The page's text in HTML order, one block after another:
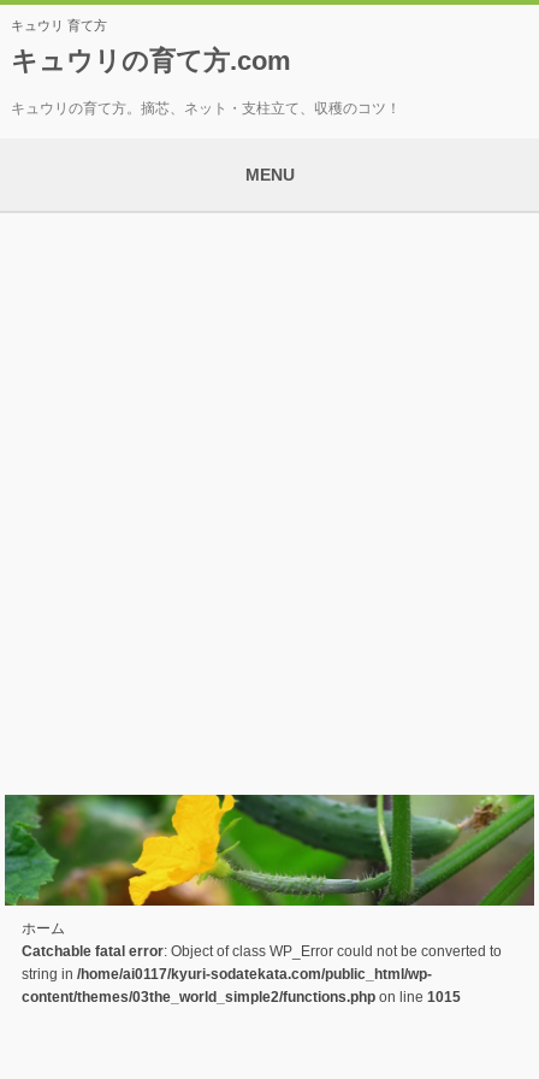
キュウリ 育て方
キュウリの育て方.com
キュウリの育て方。摘芯、ネット・支柱立て、収穫のコツ！
MENU
ホーム
Catchable fatal error: Object of class WP_Error could not be converted to
string in /home/ai0117/kyuri-sodatekata.com/public_html/wp-
content/themes/03the_world_simple2/functions.phpon line 1015